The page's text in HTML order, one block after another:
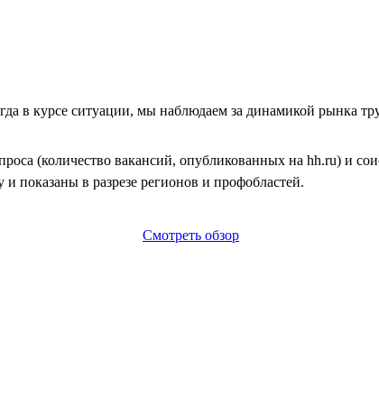
в курсе ситуации, мы наблюдаем за динамикой рынка
(количество вакансий, опубликованных на hh.ru) и
показаны в разрезе регионов и профобластей.
Смотреть обзор